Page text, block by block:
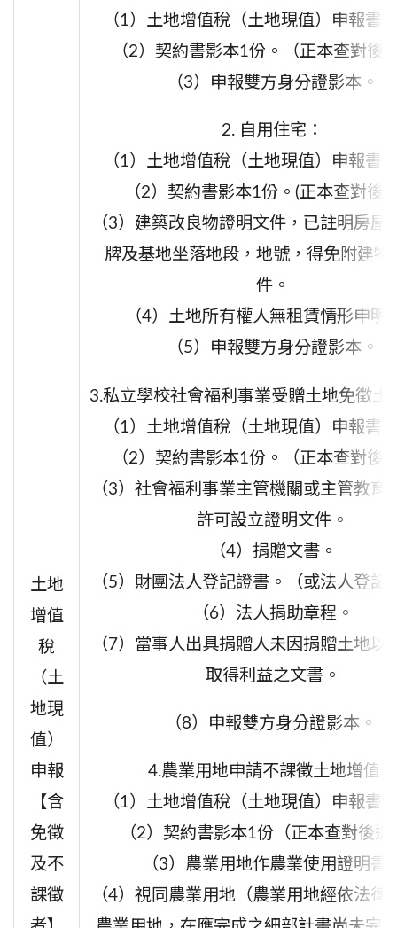
土地
增值
稅
（土
地現
值）
申報
【含
免徵
及不
課徵
（1） 土地增值稅（土地現值）申報書
（2） 契約書影本1份。（正本查對後
（3）申報雙方身分證影本。
2. 自用住宅：
（1） 土地增值稅（土地現值）申報書
（2）契約書影本1份。(正本查對後
（3） 建築改良物證明文件， 已註明房屋
牌及基地坐落地段，地號，得免附建物
件。
（4）土地所有權人無租賃情形申明
（5）
申報雙方身分證影本。
3.私立學校社會福利事業受贈土地免徵土
（1）
土地增值稅（土地現值）申報書
（2） 契約書影本1份。（正本查對後
（3） 社會福利事業主管機關或主管教育
許可設立證明文件 。
（4） 捐贈文書。
（5） 財團法人登記證書。（或法人登記
（6） 法人捐助章程。
（7） 當事人出具捐贈人未因捐贈土地以
取得利益之文書。
（8） 申報雙方身分證影本。
4.農業用地申請不課徵土地增值稅
（1） 土地增值稅（土地現值）申報書
（2） 契約書影本1份（正本查對後退
（3） 農業用地作農業使用證明書
（4）視同農業用地（農業用地經依法律